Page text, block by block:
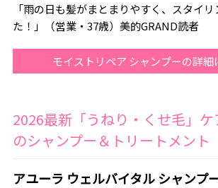
「雨の日も髪がまとまりやすく、スタイ
た！」（営業・37歳）美的GRAND読者
モイストリペア シャンプーの詳細
2026最新「うねり・くせ毛」
のシャンプー＆トリートメント
アユーラ ウェルバイタル シャンプ